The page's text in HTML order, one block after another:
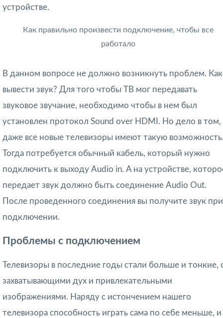
устройстве.
Как правильно произвести подключение, чтобы все
работало
В данном вопросе не должно возникнуть проблем. Как
вывести звук? Для того чтобы ТВ мог передавать
звуковое звучание, необходимо чтобы в нем был
установлен протокол Sound over HDMI. Но дело в том,
даже все новые телевизоры имеют такую
Тогда потребуется обычный кабель, который нужно
подключить к выходу Audio in. А на устройстве,
передает звук должно быть соединение Audio Out.
После проведенного соединения вы получите звук при
подключении.
Проблемы с подключением
Телевизоры в последние годы стали больше и тонкие,
захватывающими дух и привлекательными
изображениями. Наряду с истончением нашего
телевизора способность играть сама по себе меньше, и